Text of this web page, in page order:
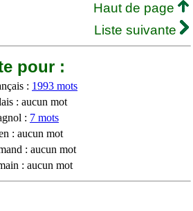
Haut de page
Liste suivante
pour :
: 1993 mots
: aucun mot
: 7 mots
: aucun mot
: aucun mot
: aucun mot